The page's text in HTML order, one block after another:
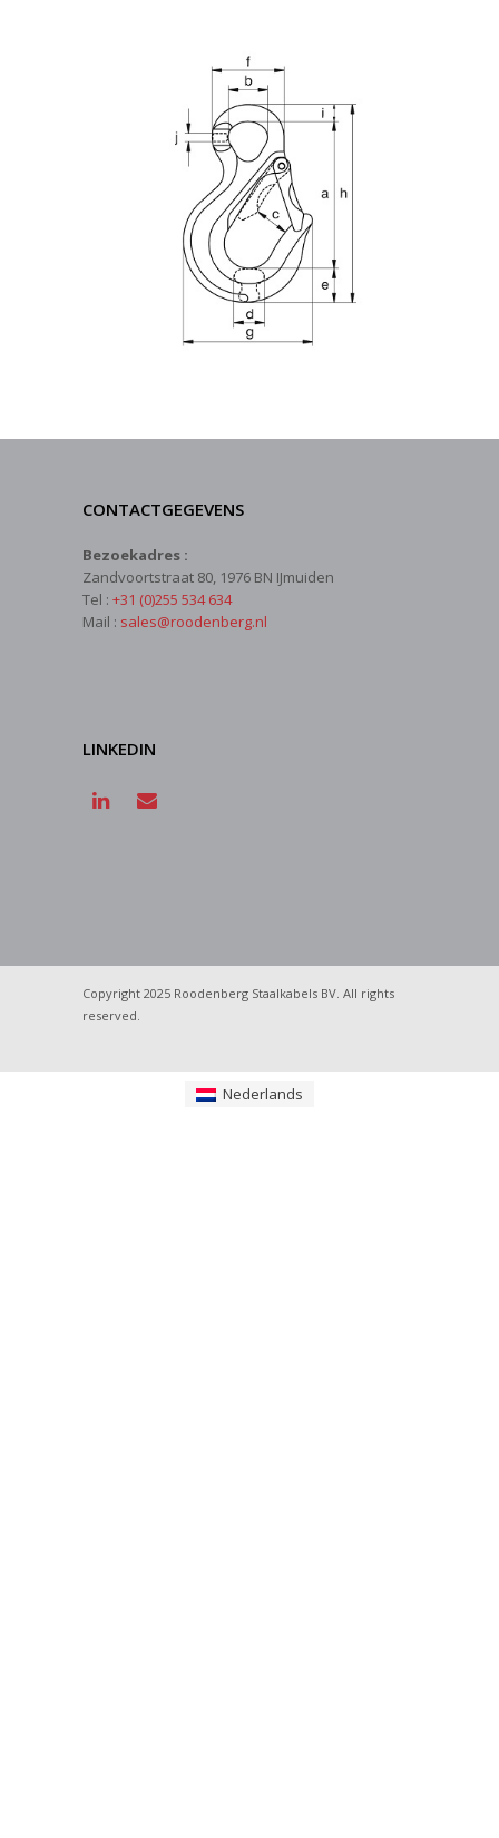
CONTACTGEGEVENS
Bezoekadres :
Zandvoortstraat 80, 1976 BN IJmuiden
Tel : +31 (0)255 534 634
Mail : sales@roodenberg.nl
LINKEDIN
Copyright 2025 Roodenberg Staalkabels BV. All rights
reserved.
Nederlands